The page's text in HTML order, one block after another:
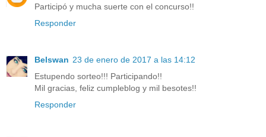
Participó y mucha suerte con el concurso!!
Responder
Belswan 23 de enero de 2017 a las 14:12
Estupendo sorteo!!! Participando!!
Mil gracias, feliz cumpleblog y mil besotes!!
Responder